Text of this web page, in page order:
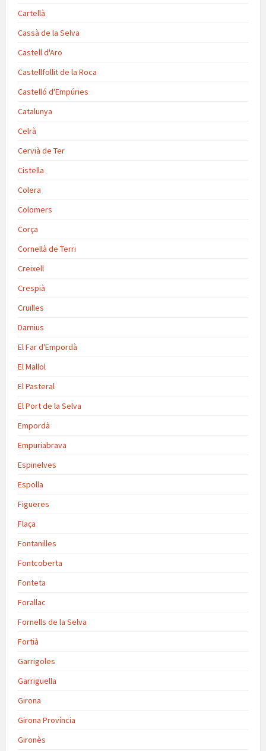
Cartellà
Cassà de la Selva
Castell d'Aro
Castellfollit de la Roca
Castelló d'Empúries
Catalunya
Celrà
Cervià de Ter
Cistella
Colera
Colomers
Corça
Cornellà de Terri
Creixell
Crespià
Cruïlles
Darnius
El Far d'Empordà
El Mallol
El Pasteral
El Port de la Selva
Empordà
Empuriabrava
Espinelves
Espolla
Figueres
Flaça
Fontanilles
Fontcoberta
Fonteta
Forallac
Fornells de la Selva
Fortià
Garrigoles
Garriguella
Girona
Girona Província
Gironès